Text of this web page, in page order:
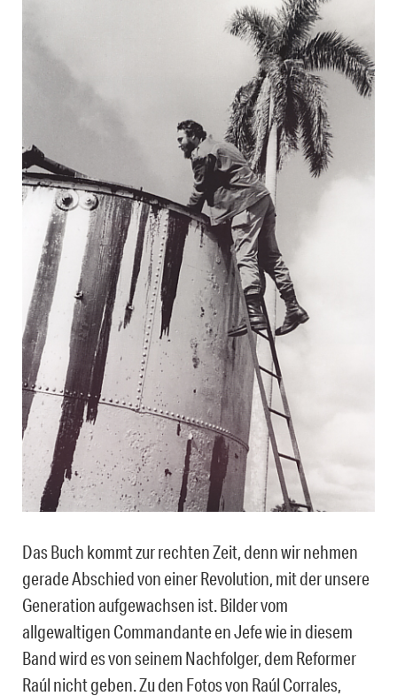
Das Buch kommt zur rechten Zeit, denn wir nehmen
gerade Abschied von einer Revolution, mit der unsere
Generation aufgewachsen ist. Bilder vom
allgewaltigen Commandante en Jefe wie in diesem
Band wird es von seinem Nachfolger, dem Reformer
Raúl nicht geben. Zu den Fotos von Raúl Corrales,